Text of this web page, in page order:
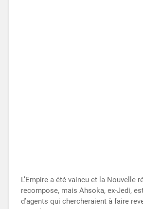
L’Empire a été vaincu et la Nouvelle
recompose, mais Ahsoka, ex-Jedi,
d’agents qui chercheraient à faire